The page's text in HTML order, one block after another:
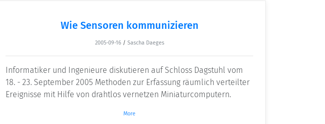
Wie Sensoren kommunizieren
2005-09-16 / Sascha Daeges
Informatiker und Ingenieure diskutieren auf Schloss Dagstuhl vom
18. - 23. September 2005 Methoden zur Erfassung räumlich verteilter
Ereignisse mit Hilfe von drahtlos vernetzen Miniaturcomputern.
More